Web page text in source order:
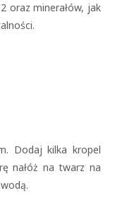
oraz minerałów, jak
Dodaj kilka kropel
nałóż na twarz na